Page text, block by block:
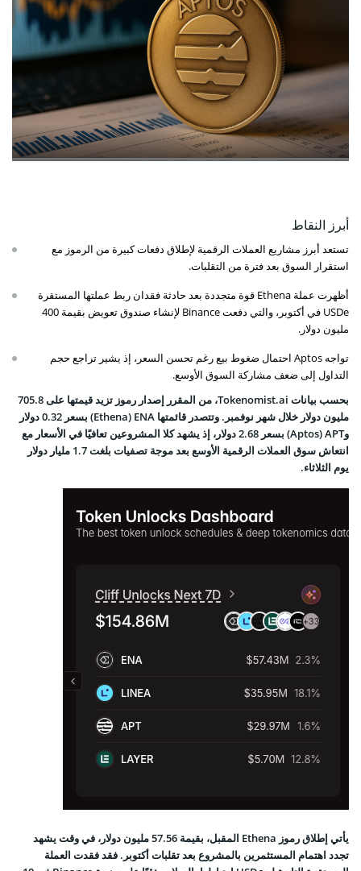
أبرز النقاط
تستعد أبرز مشاريع العملات الرقمية لإطلاق دفعات كبيرة من الرموز مع
استقرار السوق بعد فترة من التقلبات.
أظهرت عملة Ethena قوة متجددة بعد حادثة فقدان ربط عملتها المستقرة
USDe في أكتوبر، والتي دفعت Binance لإنشاء صندوق تعويض بقيمة 400
مليون دولار.
تواجه Aptos احتمال ضغوط بيع رغم تحسن السعر، إذ يشير تراجع حجم
التداول إلى ضعف مشاركة السوق الأوسع.
بحسب بيانات Tokenomist.ai، من المقرر إصدار رموز تزيد قيمتها على 705.8
مليون دولار خلال شهر نوفمبر. وتتصدر قائمتها Ethena) ENA) بسعر 0.32 دولار
وAptos) APT) بسعر 2.68 دولار، إذ يشهد كلا المشروعين تعافيًا في الأسعار مع
انتعاش سوق العملات الرقمية الأوسع بعد موجة تصفيات بلغت 1.7 مليار دولار
يوم الثلاثاء.
يأتي إطلاق رموز Ethena المقبل، بقيمة 57.56 مليون دولار، في وقت يشهد
تجدد اهتمام المستثمرين بالمشروع بعد تقلبات أكتوبر. فقد فقدت العملة